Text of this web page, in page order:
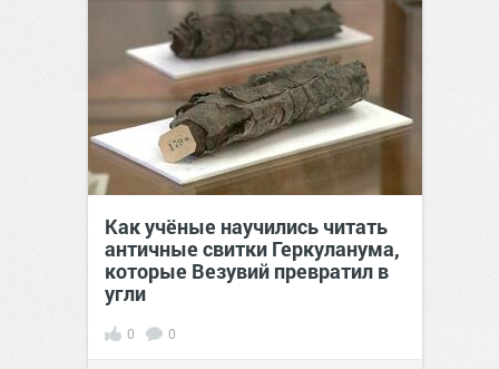
Как учёные научились читать
античные свитки Геркуланума,
которые Везувий превратил в
угли
0 0